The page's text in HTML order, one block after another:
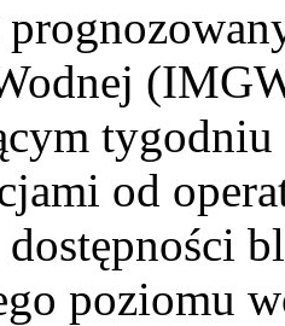
tygodniu
od
poziomu